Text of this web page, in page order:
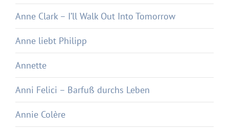
Anne Clark – I’ll Walk Out Into Tomorrow
Anne liebt Philipp
Annette
Anni Felici – Barfuß durchs Leben
Annie Colère